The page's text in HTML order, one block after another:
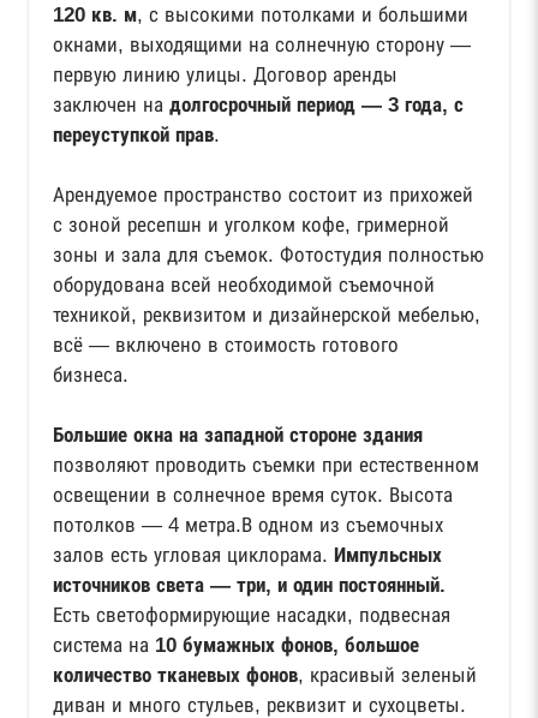
120 кв. м, с высокими потолками и большими
окнами, выходящими на солнечную сторону —
первую линию улицы. Договор аренды
заключен на долгосрочный период — 3 года, с
переуступкой прав.
Арендуемое пространство состоит из прихожей
с зоной ресепшн и уголком кофе, гримерной
зоны и зала для съемок. Фотостудия полностью
оборудована всей необходимой съемочной
техникой, реквизитом и дизайнерской мебелью,
всё — включено в стоимость готового
бизнеса.
Большие окна на западной стороне здания
позволяют проводить съемки при естественном
освещении в солнечное время суток. Высота
потолков — 4 метра.В одном из съемочных
залов есть угловая циклорама. Импульсных
источников света — три, и один постоянный.
Есть светоформирующие насадки, подвесная
система на 10 бумажных фонов, большое
количество тканевых фонов, красивый зеленый
диван и много стульев, реквизит и сухоцветы.